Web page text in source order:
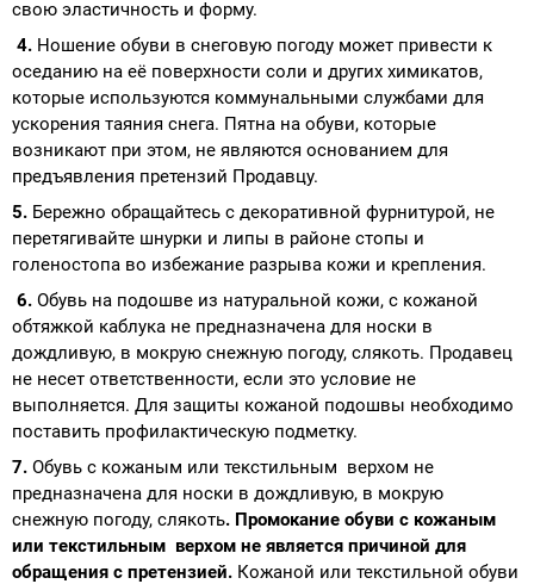
свою эластичность и форму.
4. Ношение обуви в снеговую погоду может привести к
оседанию на её поверхности соли и других химикатов,
которые используются коммунальными службами для
ускорения таяния снега. Пятна на обуви, которые
возникают при этом, не являются основанием для
предъявления претензий Продавцу.
5. Бережно обращайтесь с декоративной фурнитурой, не
перетягивайте шнурки и липы в районе стопы и
голеностопа во избежание разрыва кожи и крепления.
6. Обувь на подошве из натуральной кожи, с кожаной
обтяжкой каблука не предназначена для носки в
дождливую, в мокрую снежную погоду, слякоть. Продавец
не несет ответственности, если это условие не
выполняется. Для защиты кожаной подошвы необходимо
поставить профилактическую подметку.
7. Обувь с кожаным или текстильным верхом не
предназначена для носки в дождливую, в мокрую
снежную погоду, слякоть. Промокание обуви с кожаным
или текстильным верхом не является причиной для
обращения с претензией. Кожаной или текстильной обуви